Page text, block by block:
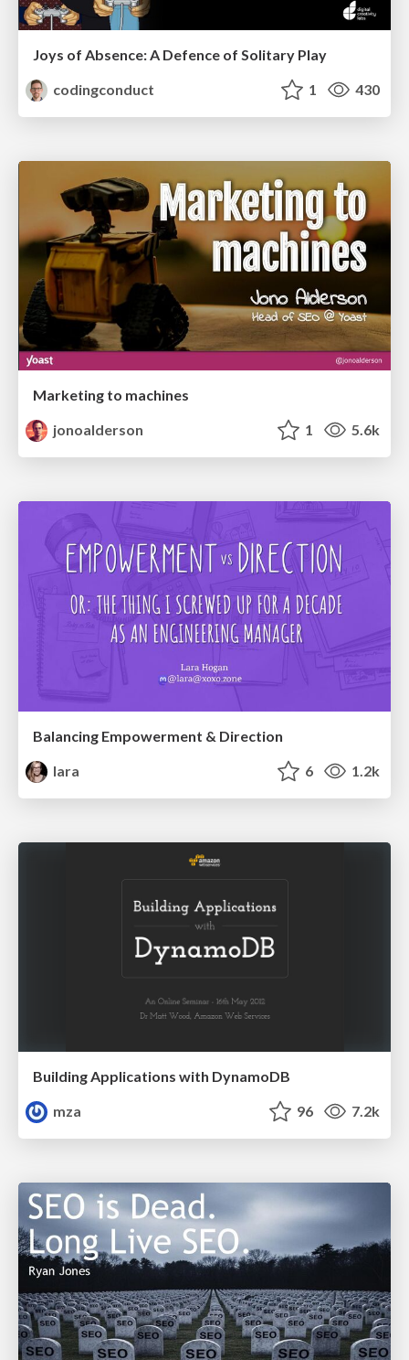
Joys of Absence: A Defence of Solitary Play
codingconduct
1 430
Marketing to machines
jonoalderson
1 5.6k
Balancing Empowerment & Direction
lara
6 1.2k
Building Applications with DynamoDB
mza
96 7.2k